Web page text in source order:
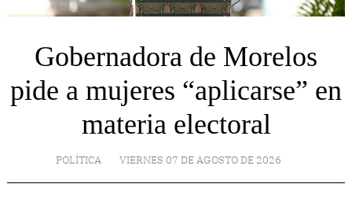
Gobernadora de Morelos
pide a mujeres “aplicarse” en
materia electoral
POLÍTICA VIERNES 07 DE AGOSTO DE 2026